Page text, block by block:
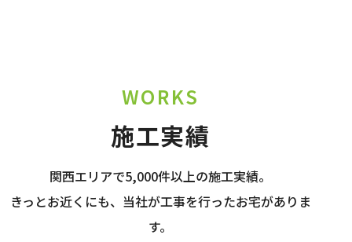
WORKS
施工実績
関西エリアで5,000件以上の施工実績。
きっとお近くにも、当社が工事を行ったお宅がありま
す。